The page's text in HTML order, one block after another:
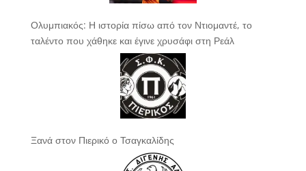
Ολυμπιακός: Η ιστορία πίσω από τον Ντιομαντέ, το
ταλέντο που χάθηκε και έγινε χρυσάφι στη Ρεάλ
Ξανά στον Πιερικό ο Τσαγκαλίδης